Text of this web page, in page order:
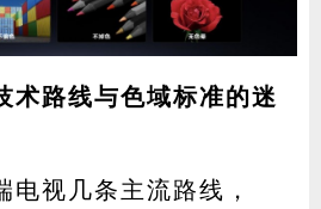
术路线与色域标准的迷
电视几条主流路线，